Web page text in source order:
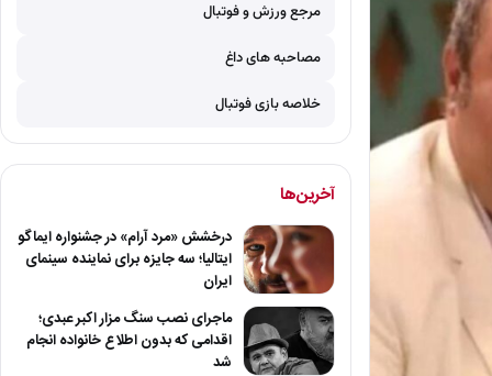
مرجع ورزش و فوتبال
مصاحبه های داغ
خلاصه بازی فوتبال
آخرین‌ها
درخشش «مرد آرام» در جشنواره ایماگو
ایتالیا؛ سه جایزه برای نماینده سینمای
ایران
ماجرای نصب سنگ مزار اکبر عبدی؛
اقدامی که بدون اطلاع خانواده انجام
شد